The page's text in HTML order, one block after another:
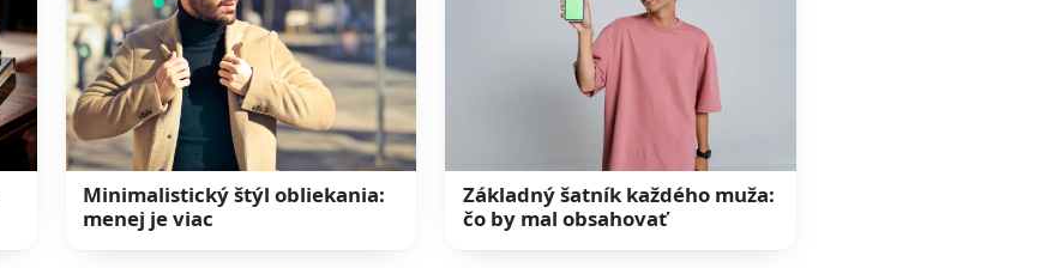
Minimalistický štýl obliekania:
menej je viac
Základný šatník každého muža:
čo by mal obsahovať